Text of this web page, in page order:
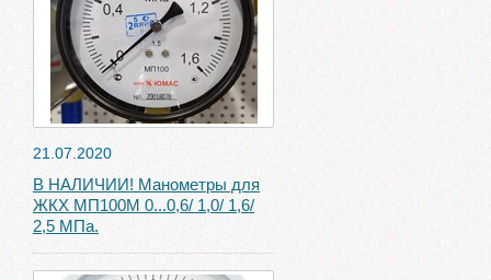
21.07.2020
В НАЛИЧИИ! Манометры для
ЖКХ МП100М 0...0,6/ 1,0/ 1,6/
2,5 МПа.